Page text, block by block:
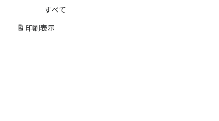
ゴ
リ
すべて
印刷 表示